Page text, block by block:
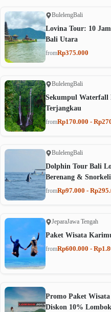
BulelengBali
Lovina Tour: 10
Bali Utara
fromRp375.000
BulelengBali
Sekumpul
Terjangkau
fromRp170.000 -
BulelengBali
Dolphin Tour Bali
Berenang &
fromRp97.000 -
JeparaJawa Tengah
Paket Wisata
fromRp600.000 -
Promo Paket
Diskon 10%